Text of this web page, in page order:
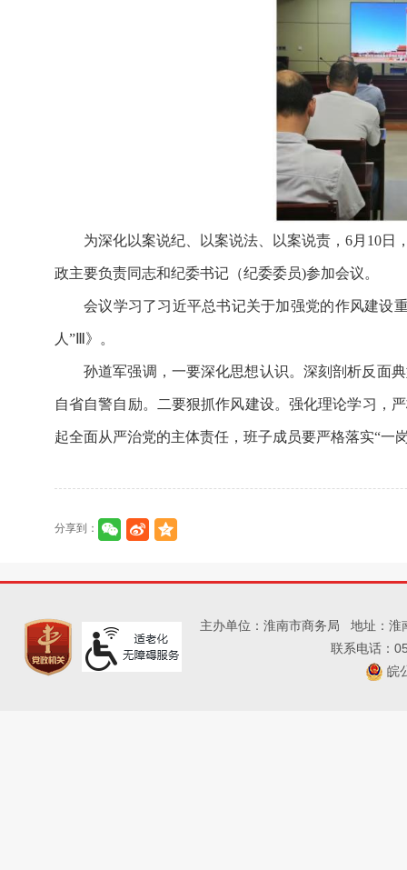
为深化以案说纪、以案说法、以案说责，6月10
政主要负责同志和纪委书记（纪委委员)参加会议。
会议学习了习近平总书记关于加强党的作风建设
人”Ⅲ》。
孙道军强调，一要深化思想认识。深刻剖析反面
自省自警自励。二要狠抓作风建设。强化理论学习，
起全面从严治党的主体责任，班子成员要严格落实“一
分享到：
主办单位：淮南市商务局
地址：淮
联系电话：
皖